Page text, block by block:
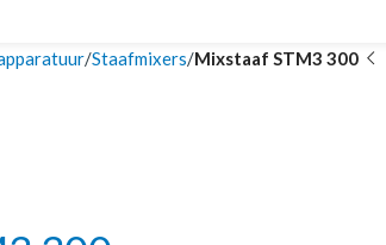
Staafmixers Mixstaaf STM3 300